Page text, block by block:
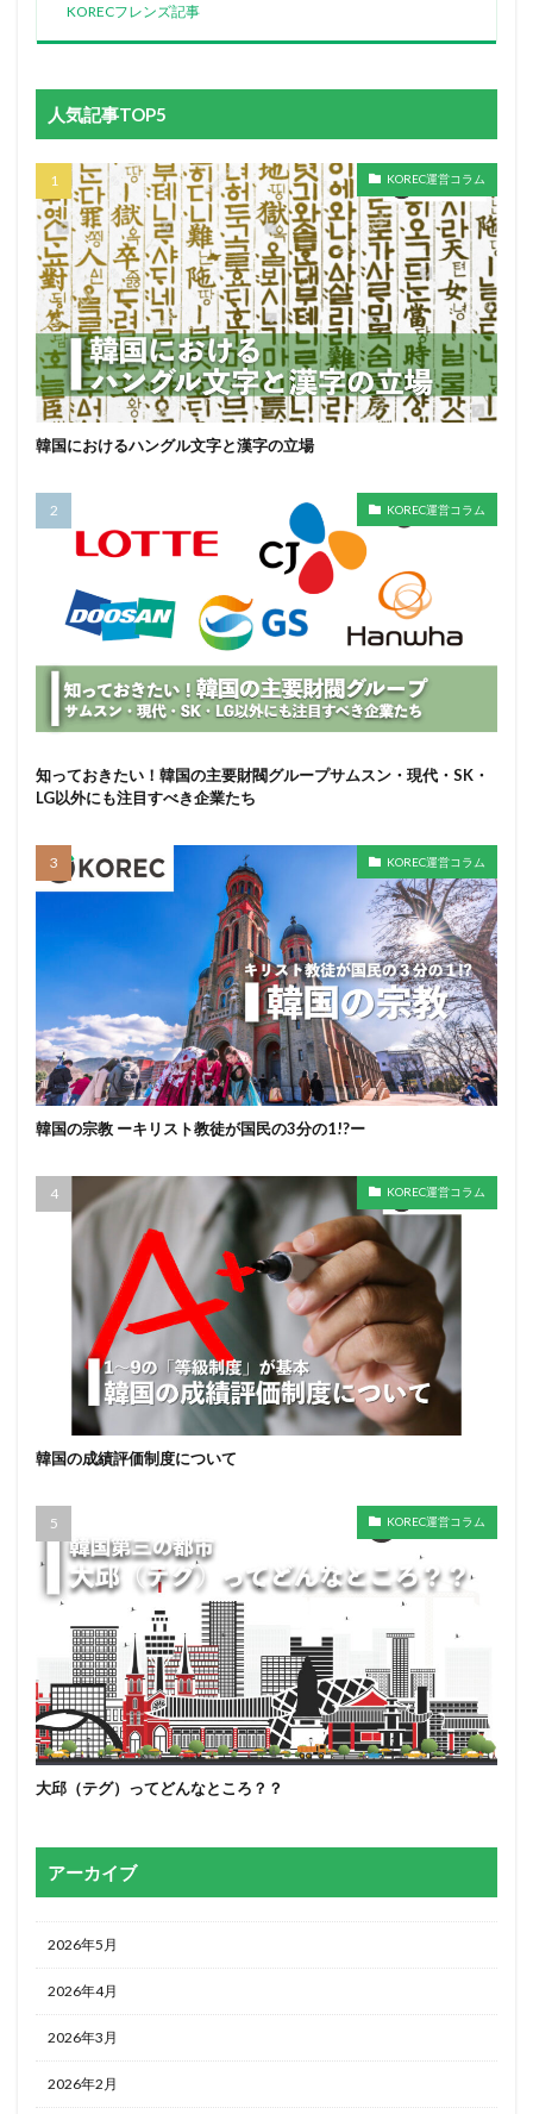
KORECフレンズ記事
人気記事TOP5
KOREC運営コラム
韓国におけるハングル文字と漢字の立場
KOREC運営コラム
知っておきたい！韓国の主要財閥グループサムスン・現代・SK・
LG以外にも注目すべき企業たち
KOREC運営コラム
韓国の宗教 ーキリスト教徒が国民の3分の1!?ー
KOREC運営コラム
韓国の成績評価制度について
KOREC運営コラム
大邱（テグ）ってどんなところ？？
アーカイブ
2026年5月
2026年4月
2026年3月
2026年2月